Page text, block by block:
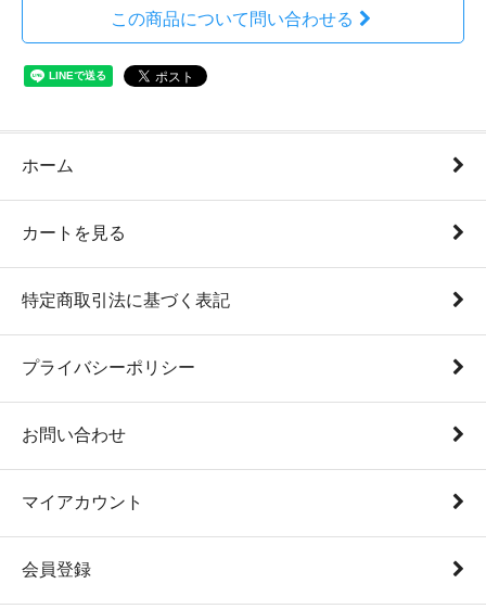
この商品について問い合わせる
ホーム
カートを見る
特定商取引法に基づく表記
プライバシーポリシー
お問い合わせ
マイアカウント
会員登録